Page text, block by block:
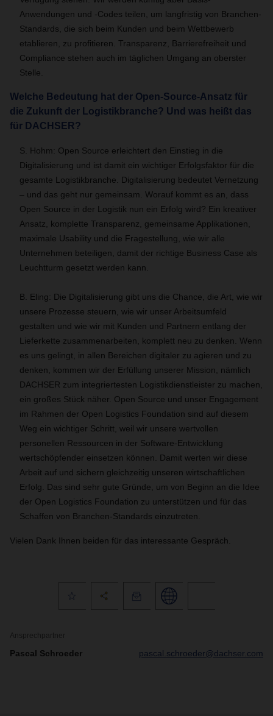
Anwendungen und -Codes teilen, um langfristig von Branchen-
Standards, die sich beim Kunden und beim Wettbewerb
etablieren, zu profitieren. Transparenz, Barrierefreiheit und
Compliance stehen auch im täglichen Umgang an oberster
Stelle.
Welche Bedeutung hat der Open-Source-Ansatz für
die Zukunft der Logistikbranche? Und was heißt das
für DACHSER?
S. Hohm: Open Source erleichtert den Einstieg in die
Digitalisierung und ist damit ein wichtiger Erfolgsfaktor für die
gesamte Logistikbranche. Digitalisierung bedeutet Vernetzung
– und das geht nur gemeinsam. Worauf kommt es an, dass
Open Source in der Logistik nun ein Erfolg wird? Ein kreativer
Ansatz, komplette Transparenz, gemeinsame Applikationen,
maximale Usability und die Fragestellung, wie wir alle
Unternehmen beteiligen, damit der richtige Business Case als
Leuchtturm gesetzt werden kann.
B. Eling: Die Digitalisierung gibt uns die Chance, die Art, wie wir
unsere Prozesse steuern, wie wir unser Arbeitsumfeld
gestalten und wie wir mit Kunden und Partnern entlang der
Lieferkette zusammenarbeiten, komplett neu zu denken. Wenn
es uns gelingt, in allen Bereichen digitaler zu agieren und zu
denken, kommen wir der Erfüllung unserer Mission, nämlich
DACHSER zum integriertesten Logistikdienstleister zu machen,
ein großes Stück näher. Open Source und unser Engagement
im Rahmen der Open Logistics Foundation sind auf diesem
Weg ein wichtiger Schritt, weil wir unsere wertvollen
personellen Ressourcen in der Software-Entwicklung
wertschöpfender einsetzen können. Damit werten wir diese
Arbeit auf und sichern gleichzeitig unseren wirtschaftlichen
Erfolg. Das sind sehr gute Gründe, um von Beginn an die Idee
der Open Logistics Foundation zu unterstützen und für das
Schaffen von Branchen-Standards einzutreten.
Vielen Dank Ihnen beiden für das interessante Gespräch.
Ansprechpartner
Pascal Schroeder pascal.schroeder@dachser.com